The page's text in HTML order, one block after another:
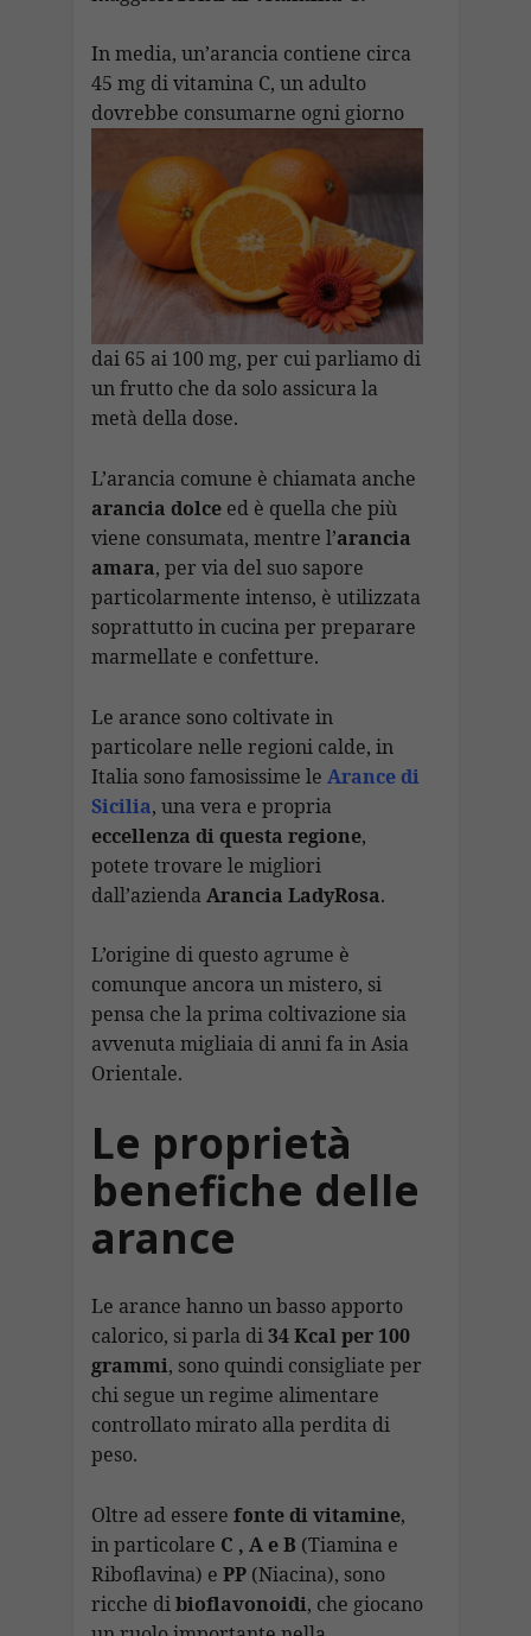
In media, un’arancia contiene circa
45 mg di vitamina C, un adulto
dovrebbe consumarne ogni giorno
dai 65 ai 100 mg, per cui parliamo di
un frutto che da solo assicura la
metà della dose.
L’arancia comune è chiamata anche
arancia dolceed è quella che più
viene consumata, mentre l’arancia
amara, per via del suo sapore
particolarmente intenso, è utilizzata
soprattutto in cucina per preparare
marmellate e confetture.
Le arance sono coltivate in
particolare nelle regioni calde, in
Italia sono famosissime le Arance di
Sicilia, una vera e propria
eccellenza di questa regione,
potete trovare le migliori
dall’aziendaArancia LadyRosa.
L’origine di questo agrume è
comunque ancora un mistero, si
pensa che la prima coltivazione sia
avvenuta migliaia di anni fa in Asia
Orientale.
Le proprietà
benefiche delle
arance
Le arance hanno un basso apporto
calorico, si parla di34 Kcal per 100
grammi, sono quindi consigliate per
chi segue un regime alimentare
controllato mirato alla perdita di
peso.
Oltre ad essere fonte di vitamine,
in particolare C , A e B (Tiamina e
Riboflavina) e PP(Niacina), sono
ricche dibioflavonoidi, che giocano